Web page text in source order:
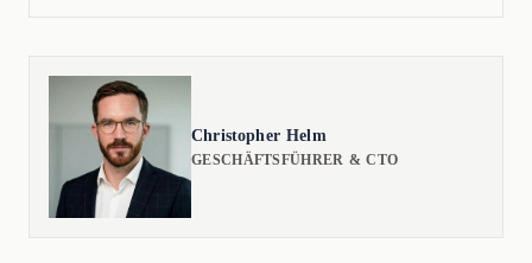
Christopher Helm
GESCHÄFTSFÜHRER & CTO